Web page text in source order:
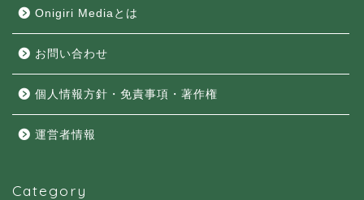
Onigiri Mediaとは
お問い合わせ
個人情報方針・免責事項・著作権
運営者情報
Category